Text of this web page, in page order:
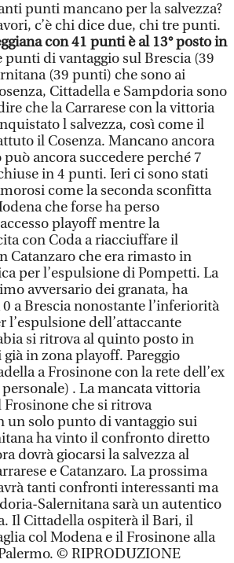
punti mancano per la salvezza?
c’è chi dice due, chi tre punti.
con 41 punti è al 13° posto in
punti di vantaggio sul Brescia (39
(39 punti) che sono ai
Cittadella e Sampdoria sono
che la Carrarese con la vittoria
l salvezza, così come il
il Cosenza. Mancano ancora
ancora succedere perché 7
in 4 punti. Ieri ci sono stati
come la seconda sconfitta
che forse ha perso
playoff mentre la
con Coda a riacciuffare il
Catanzaro che era rimasto in
per l’espulsione di Pompetti. La
avversario dei granata, ha
a Brescia nonostante l’inferiorità
l’espulsione dell’attaccante
si ritrova al quinto posto in
in zona playoff. Pareggio
a Frosinone con la rete dell’ex
. La mancata vittoria
che si ritrova
un solo punto di vantaggio sui
ha vinto il confronto diretto
dovrà giocarsi la salvezza al
e Catanzaro. La prossima
tanti confronti interessanti ma
Salernitana sarà un autentico
Il Cittadella ospiterà il Bari, il
col Modena e il Frosinone alla
© RIPRODUZIONE